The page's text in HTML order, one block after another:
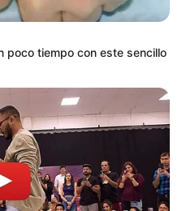
de rigidez.
caído 522 árboles y entre
inusualmente largas y
mucho contenido de
de los árboles
pesadas, eso es lo que
desproporcionados de
poco tiempo con este sencillo